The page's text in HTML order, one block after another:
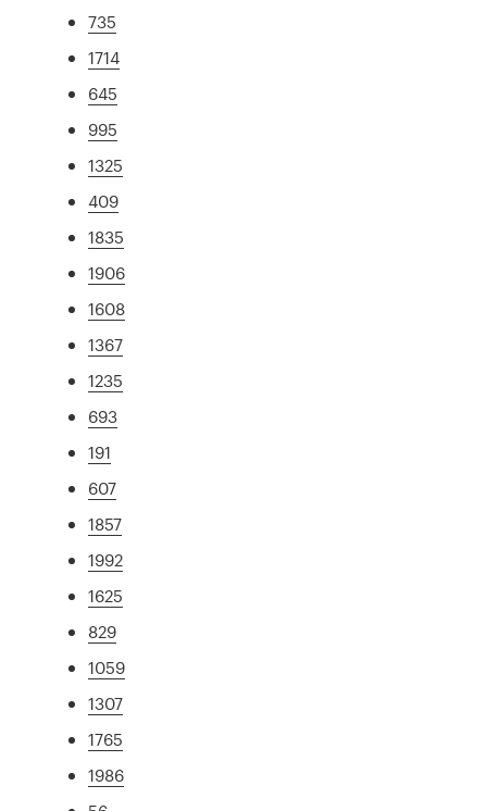
735
1714
645
995
1325
409
1835
1906
1608
1367
1235
693
191
607
1857
1992
1625
829
1059
1307
1765
1986